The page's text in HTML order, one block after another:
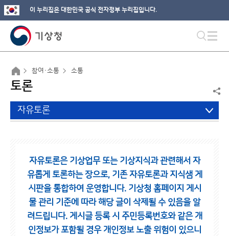
이 누리집은 대한민국 공식 전자정부 누리집입니다.
참여·소통 소통
토론
자유토론
자유토론은 기상업무 또는 기상지식과 관련해서 자
유롭게 토론하는 장으로, 기존 자유토론과 지식샘 게
시판을 통합하여 운영합니다. 기상청 홈페이지 게시
물 관리 기준에 따라 해당 글이 삭제될 수 있음을 알
려드립니다. 게시글 등록 시 주민등록번호와 같은 개
인정보가 포함될 경우 개인정보 노출 위험이 있으니